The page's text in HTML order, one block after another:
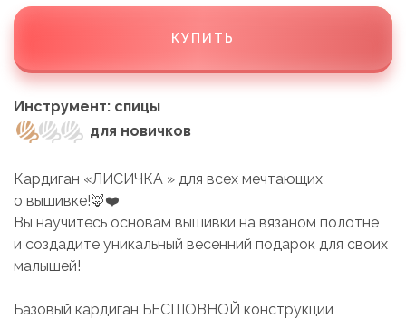
КУПИТЬ
Инструмент: спицы
для новичков
Кардиган «ЛИСИЧКА » для всех мечтающих
о вышивке!🦊❤️
Вы научитесь основам вышивки на вязаном полотне
и создадите уникальный весенний подарок для своих
малышей!
Базовый кардиган БЕСШОВНОЙ конструкции